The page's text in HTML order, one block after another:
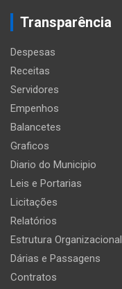
Transparência
Despesas
Receitas
Servidores
Empenhos
Balancetes
Graficos
Diario do Municipio
Leis e Portarias
Licitações
Relatórios
Estrutura Organizacional
Dárias e Passagens
Contratos